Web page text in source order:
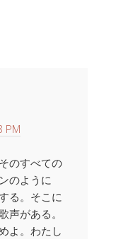
PM
のすべての
のように
る。そこに
声がある。
よ。わたし